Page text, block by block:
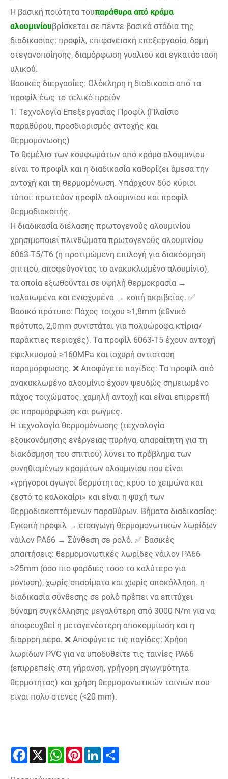
Η βασική ποιότητα τουπαράθυρα από κράμα
αλουμινίουβρίσκεται σε πέντε βασικά στάδια της
διαδικασίας: προφίλ, επιφανειακή επεξεργασία, δομή
στεγανοποίησης, διαμόρφωση γυαλιού και εγκατάσταση
υλικού.
Βασικές διεργασίες: Ολόκληρη η διαδικασία από τα
προφίλ έως το τελικό προϊόν
1. Τεχνολογία Επεξεργασίας Προφίλ (Πλαίσιο
παραθύρου, προσδιορισμός αντοχής και
θερμομόνωσης)
Το θεμέλιο των κουφωμάτων από κράμα αλουμινίου
είναι το προφίλ και η διαδικασία καθορίζει άμεσα την
αντοχή και τη θερμομόνωση. Υπάρχουν δύο κύριοι
τύποι: πρωτεύον προφίλ αλουμινίου και προφίλ
θερμοδιακοπής.
Η διαδικασία διέλασης πρωτογενούς αλουμινίου
χρησιμοποιεί πλινθώματα πρωτογενούς αλουμινίου
6063-T5/T6 (η προτιμώμενη επιλογή για διακόσμηση
σπιτιού, αποφεύγοντας το ανακυκλωμένο αλουμίνιο),
τα οποία εξωθούνται σε υψηλή θερμοκρασία →
παλαιωμένα και ενισχυμένα → κοπή ακριβείας. ✅
Βασικό πρότυπο: Πάχος τοίχου ≥1,8mm (εθνικό
πρότυπο, 2,0mm συνιστάται για πολυώροφα κτίρια/
παράκτιες περιοχές). Τα προφίλ 6063-T5 έχουν αντοχή
εφελκυσμού ≥160MPa και ισχυρή αντίσταση
παραμόρφωσης. ❌ Αποφύγετε παγίδες: Τα προφίλ από
ανακυκλωμένο αλουμίνιο έχουν ψευδώς σημειωμένο
πάχος τοιχώματος, χαμηλή αντοχή και είναι επιρρεπή
σε παραμόρφωση και ρωγμές.
Η τεχνολογία θερμομόνωσης (τεχνολογία
εξοικονόμησης ενέργειας πυρήνα, απαραίτητη για τη
διακόσμηση του σπιτιού) λύνει το πρόβλημα των
συνηθισμένων κραμάτων αλουμινίου που είναι
«γρήγοροι αγωγοί θερμότητας, κρύο το χειμώνα και
ζεστό το καλοκαίρι» και είναι η ψυχή των
θερμοδιακοπτόμενων παραθύρων. Βήματα διαδικασίας:
Εγκοπή προφίλ → εισαγωγή θερμομονωτικών λωρίδων
νάιλον PA66 → Σύνθεση σε ρολό. ✅ Βασικές
απαιτήσεις: θερμομονωτικές λωρίδες νάιλον PA66
≥25mm (όσο πιο φαρδιές τόσο το καλύτερο για
μόνωση), χωρίς σπασίματα και χωρίς αποκόλληση. η
διαδικασία σύνθεσης σε ρολό πρέπει να επιτύχει
δύναμη συγκόλλησης μεγαλύτερη από 3000 N/m για να
αποφευχθεί η μεταγενέστερη αποκομμίωση και η
διαρροή αέρα. ❌ Αποφύγετε τις παγίδες: Χρήση
λωρίδων PVC για να υποδυθείτε τις ταινίες PA66
(επιρρεπείς στη γήρανση, γρήγορη αγωγιμότητα
θερμότητας) και χρήση θερμομονωτικών ταινιών που
είναι πολύ στενές (<20 mm).
Facebook
X WhatsAppPinterestLinkedIn